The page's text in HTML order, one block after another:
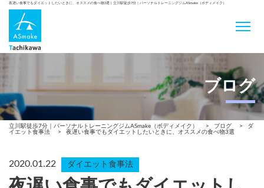
夜遅い食事でもダイエットしたいときに、オススメの食べ物3選 | 立川駅徒歩7分｜パーソナルトレーニングジムASmake（ボディメイク）
ブログ
立川駅徒歩7分｜パーソナルトレーニングジムASmake（ボディメイク） > ブログ >
ダ
イエット食事法
> 夜遅い食事でもダイエットしたいときに、オススメの食べ物3選
2020.01.22 ダイエット食事法